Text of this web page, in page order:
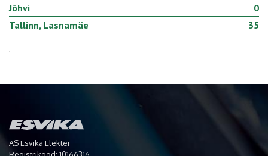
Jõhvi
0
Tallinn, Lasnamäe
35
AS Esvika Elekter